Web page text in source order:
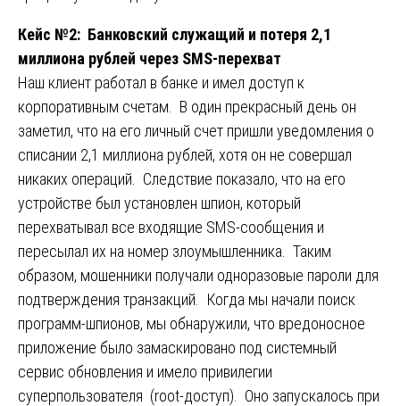
Кейс №2: Банковский служащий и потеря 2,1
миллиона рублей через SMS-перехват
Наш клиент работал в банке и имел доступ к
корпоративным счетам. В один прекрасный день он
заметил, что на его личный счет пришли уведомления о
списании 2,1 миллиона рублей, хотя он не совершал
никаких операций. Следствие показало, что на его
устройстве был установлен шпион, который
перехватывал все входящие SMS-сообщения и
пересылал их на номер злоумышленника. Таким
образом, мошенники получали одноразовые пароли для
подтверждения транзакций. Когда мы начали поиск
программ-шпионов, мы обнаружили, что вредоносное
приложение было замаскировано под системный
сервис обновления и имело привилегии
суперпользователя (root-доступ). Оно запускалось при